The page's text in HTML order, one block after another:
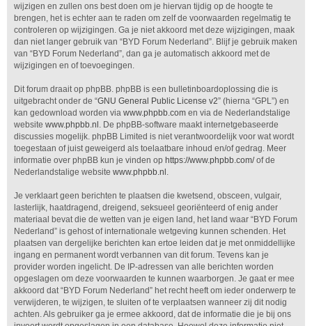
wijzigen en zullen ons best doen om je hiervan tijdig op de hoogte te
brengen, het is echter aan te raden om zelf de voorwaarden regelmatig te
controleren op wijzigingen. Ga je niet akkoord met deze wijzigingen, maak
dan niet langer gebruik van “BYD Forum Nederland”. Blijf je gebruik maken
van “BYD Forum Nederland”, dan ga je automatisch akkoord met de
wijzigingen en of toevoegingen.
Dit forum draait op phpBB. phpBB is een bulletinboardoplossing die is
uitgebracht onder de “GNU General Public License v2” (hierna “GPL”) en
kan gedownload worden via www.phpbb.com en via de Nederlandstalige
website www.phpbb.nl . De phpBB-software maakt internetgebaseerde
discussies mogelijk. phpBB Limited is niet verantwoordelijk voor wat wordt
toegestaan of juist geweigerd als toelaatbare inhoud en/of gedrag. Meer
informatie over phpBB kun je vinden op https://www.phpbb.com/of de
Nederlandstalige website www.phpbb.nl .
Je verklaart geen berichten te plaatsen die kwetsend, obsceen, vulgair,
lasterlijk, haatdragend, dreigend, seksueel georiënteerd of enig ander
materiaal bevat die de wetten van je eigen land, het land waar “BYD Forum
Nederland” is gehost of internationale wetgeving kunnen schenden. Het
plaatsen van dergelijke berichten kan ertoe leiden dat je met onmiddellijke
ingang en permanent wordt verbannen van dit forum. Tevens kan je
provider worden ingelicht. De IP-adressen van alle berichten worden
opgeslagen om deze voorwaarden te kunnen waarborgen. Je gaat er mee
akkoord dat “BYD Forum Nederland” het recht heeft om ieder onderwerp te
verwijderen, te wijzigen, te sluiten of te verplaatsen wanneer zij dit nodig
achten. Als gebruiker ga je ermee akkoord, dat de informatie die je bij ons